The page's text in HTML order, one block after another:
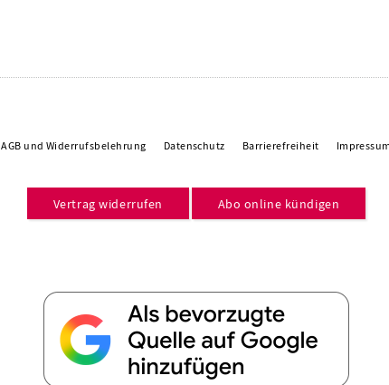
AGB und Widerrufsbelehrung Datenschutz Barrierefreiheit Impressum
Vertrag widerrufen Abo online kündigen